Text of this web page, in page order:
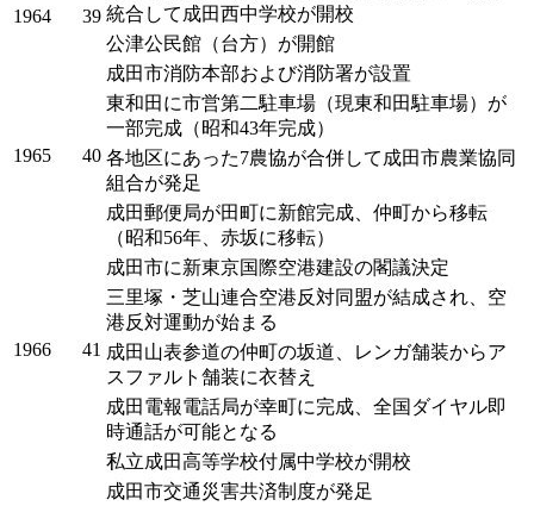
1964 39 統合して成田西中学校が開校
公津公民館（台方）が開館
1965 40
成田市消防本部および消防署が設置
東和田に市営第二駐車場（現東和田駐車場）が
一部完成（昭和43年完成）
各地区にあった7農協が合併して成田市農業協同
組合が発足
成田郵便局が田町に新館完成、仲町から移転
（昭和56年、赤坂に移転）
1966 41
成田市に新東京国際空港建設の閣議決定
三里塚・芝山連合空港反対同盟が結成され、空
港反対運動が始まる
成田山表参道の仲町の坂道、レンガ舗装からア
スファルト舗装に衣替え
成田電報電話局が幸町に完成、全国ダイヤル即
時通話が可能となる
私立成田高等学校付属中学校が開校
成田市交通災害共済制度が発足